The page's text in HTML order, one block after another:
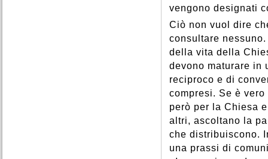
vengono designati
Ciò non vuol dire
consultare
della vita della
devono maturare in
reciproco e di
compresi. Se è
però per la Chiesa
altri, ascoltano la
che distribuiscono.
una prassi di